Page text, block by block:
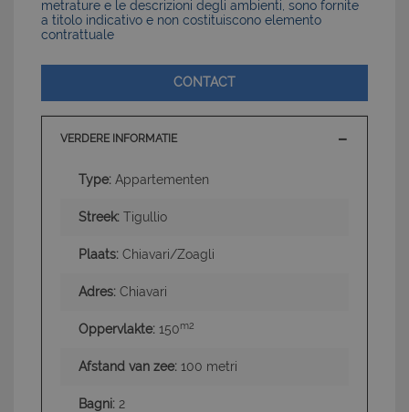
metrature e le descrizioni degli ambienti, sono fornite
a titolo indicativo e non costituiscono elemento
contrattuale
CONTACT
VERDERE INFORMATIE
Type: Appartementen
Streek: Tigullio
Plaats: Chiavari/Zoagli
Adres: Chiavari
Oppervlakte: 150m2
Afstand van zee: 100 metri
Bagni: 2